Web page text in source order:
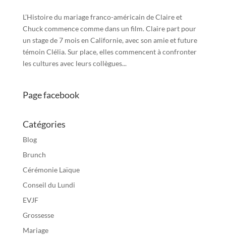
L’Histoire du mariage franco-américain de Claire et
Chuck commence comme dans un film. Claire part pour
un stage de 7 mois en Californie, avec son amie et future
témoin Clélia. Sur place, elles commencent à confronter
les cultures avec leurs collègues...
Page facebook
Catégories
Blog
Brunch
Cérémonie Laïque
Conseil du Lundi
EVJF
Grossesse
Mariage